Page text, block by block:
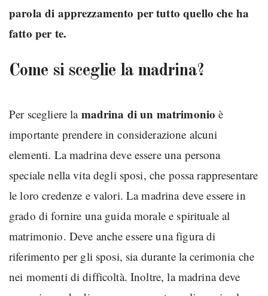
parola di apprezzamento per tutto quello che ha
fatto per te.
Come si sceglie la madrina?
Per scegliere la madrina di un matrimonio è
importante prendere in considerazione alcuni
elementi. La madrina deve essere una persona
speciale nella vita degli sposi, che possa rappresentare
le loro credenze e valori. La madrina deve essere in
grado di fornire una guida morale e spirituale al
matrimonio. Deve anche essere una figura di
riferimento per gli sposi, sia durante la cerimonia che
nei momenti di difficoltà. Inoltre, la madrina deve